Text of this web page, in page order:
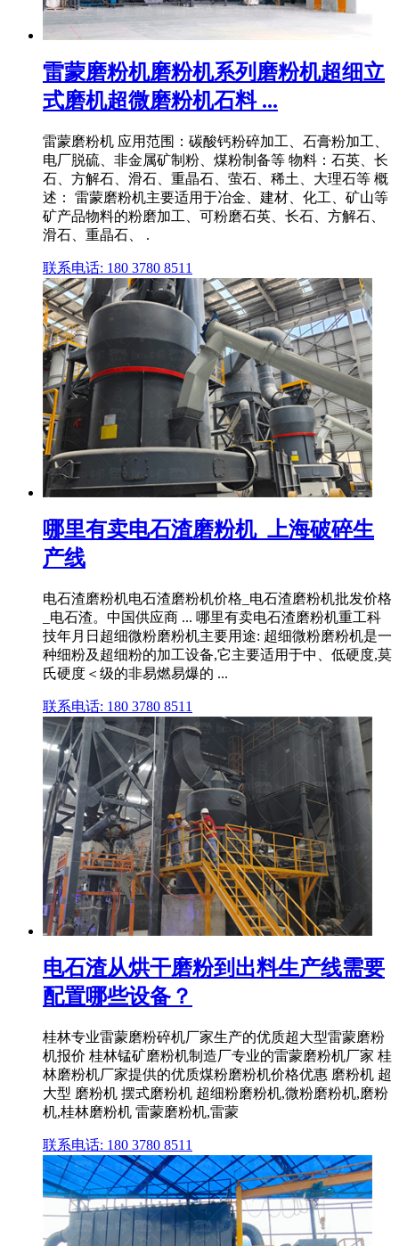
雷蒙磨粉机磨粉机系列磨粉机超细立
式磨机超微磨粉机石料 ...
雷蒙磨粉机 应用范围：碳酸钙粉碎加工、石膏粉加工、
电厂脱硫、非金属矿制粉、煤粉制备等 物料：石英、长
石、方解石、滑石、重晶石、萤石、稀土、大理石等 概
述： 雷蒙磨粉机主要适用于冶金、建材、化工、矿山等
矿产品物料的粉磨加工、可粉磨石英、长石、方解石、
滑石、重晶石、 .
联系电话: 180 3780 8511
哪里有卖电石渣磨粉机_上海破碎生
产线
电石渣磨粉机电石渣磨粉机价格_电石渣磨粉机批发价格
_电石渣。中国供应商 ... 哪里有卖电石渣磨粉机重工科
技年月日超细微粉磨粉机主要用途: 超细微粉磨粉机是一
种细粉及超细粉的加工设备,它主要适用于中、低硬度,莫
氏硬度＜级的非易燃易爆的 ...
联系电话: 180 3780 8511
电石渣从烘干磨粉到出料生产线需要
配置哪些设备？
桂林专业雷蒙磨粉碎机厂家生产的优质超大型雷蒙磨粉
机报价 桂林锰矿磨粉机制造厂专业的雷蒙磨粉机厂家 桂
林磨粉机厂家提供的优质煤粉磨粉机价格优惠 磨粉机 超
大型 磨粉机 摆式磨粉机 超细粉磨粉机,微粉磨粉机,磨粉
机,桂林磨粉机 雷蒙磨粉机,雷蒙
联系电话: 180 3780 8511